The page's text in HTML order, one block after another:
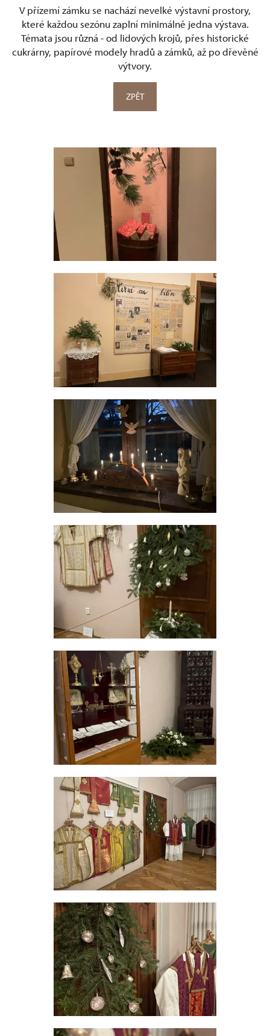
V přízemí zámku se nachází nevelké výstavní prostory,
které každou sezónu zaplní minimálně jedna výstava.
Témata jsou různá - od lidových krojů, přes historické
cukrárny, papírové modely hradů a zámků, až po dřevěné
výtvory.
ZPĚT